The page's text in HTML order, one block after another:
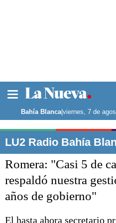
Noticias
La
El
El
Bahía Blanca|viernes, 7 de
LU2 Radio Bahía
Romera: "Casi 5 de
respaldó nuestra
años de gobierno"
El hasta ahora secretario